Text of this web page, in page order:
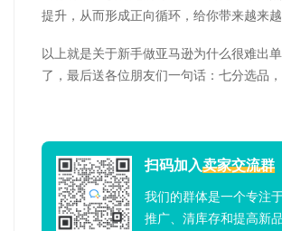
提升，从而形成正向循环，给你带来越来越
以上就是关于新手做亚马逊为什么很难出
了， 最后送各位朋友们一句话：七分选品，
扫码加入卖家交流群
我们的群体是一个专注
推广、清库存和提高新